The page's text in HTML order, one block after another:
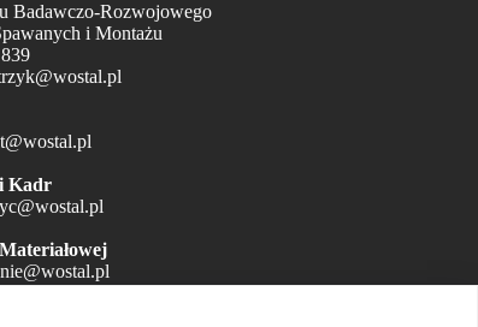
Badawczo-Rozwojowego
i Montażu
Kadr